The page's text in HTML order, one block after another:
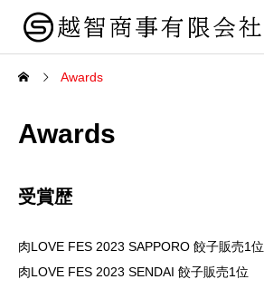
Awards
Awards
受賞歴
肉LOVE FES 2023 SAPPORO 餃子販売1位
肉LOVE FES 2023 SENDAI 餃子販売1位